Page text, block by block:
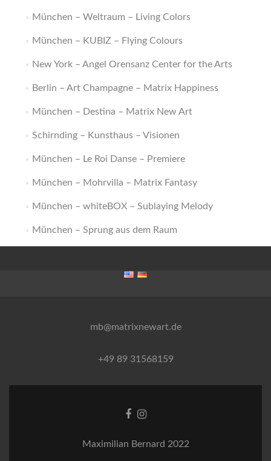
München – Weltraum – Living Colors
München – KUBIZ – Flying Colours
New York – Angel Orensanz Center for the Arts
Berlin – Art Champagne – Matrix Happiness
München – Destina – Matrix New Art
Schirnding – Kunsthaus – Visionen
München – Le Roi Danse – Premiere
München – Mohrvilla – Matrix Fantasy
München – whiteBOX – Sublaying Melody
München – Sprung aus dem Raum
mb@matrixnewart.de
+49 89 31568159
Facebook-
Instagram
Maximilian Bernard 2022